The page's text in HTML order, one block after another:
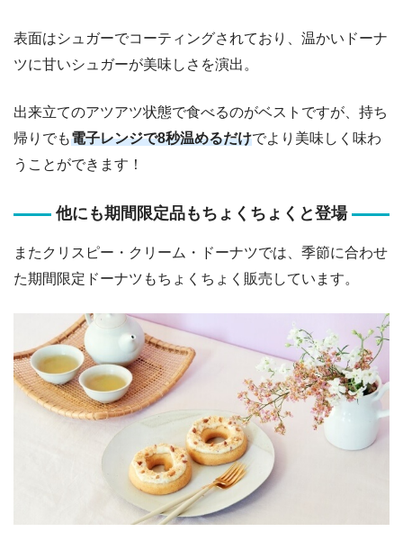
イートイン 242円
イートイン 264円
表面はシュガーでコーティングされており、温かいドーナ
ツに甘いシュガーが美味しさを演出。
出来立てのアツアツ状態で食べるのがベストですが、持ち
帰りでも電子レンジで8秒温めるだけでより美味しく味わ
うことができます！
他にも期間限定品もちょくちょくと登場
またクリスピー・クリーム・ドーナツでは、季節に合わせ
た期間限定ドーナツもちょくちょく販売しています。